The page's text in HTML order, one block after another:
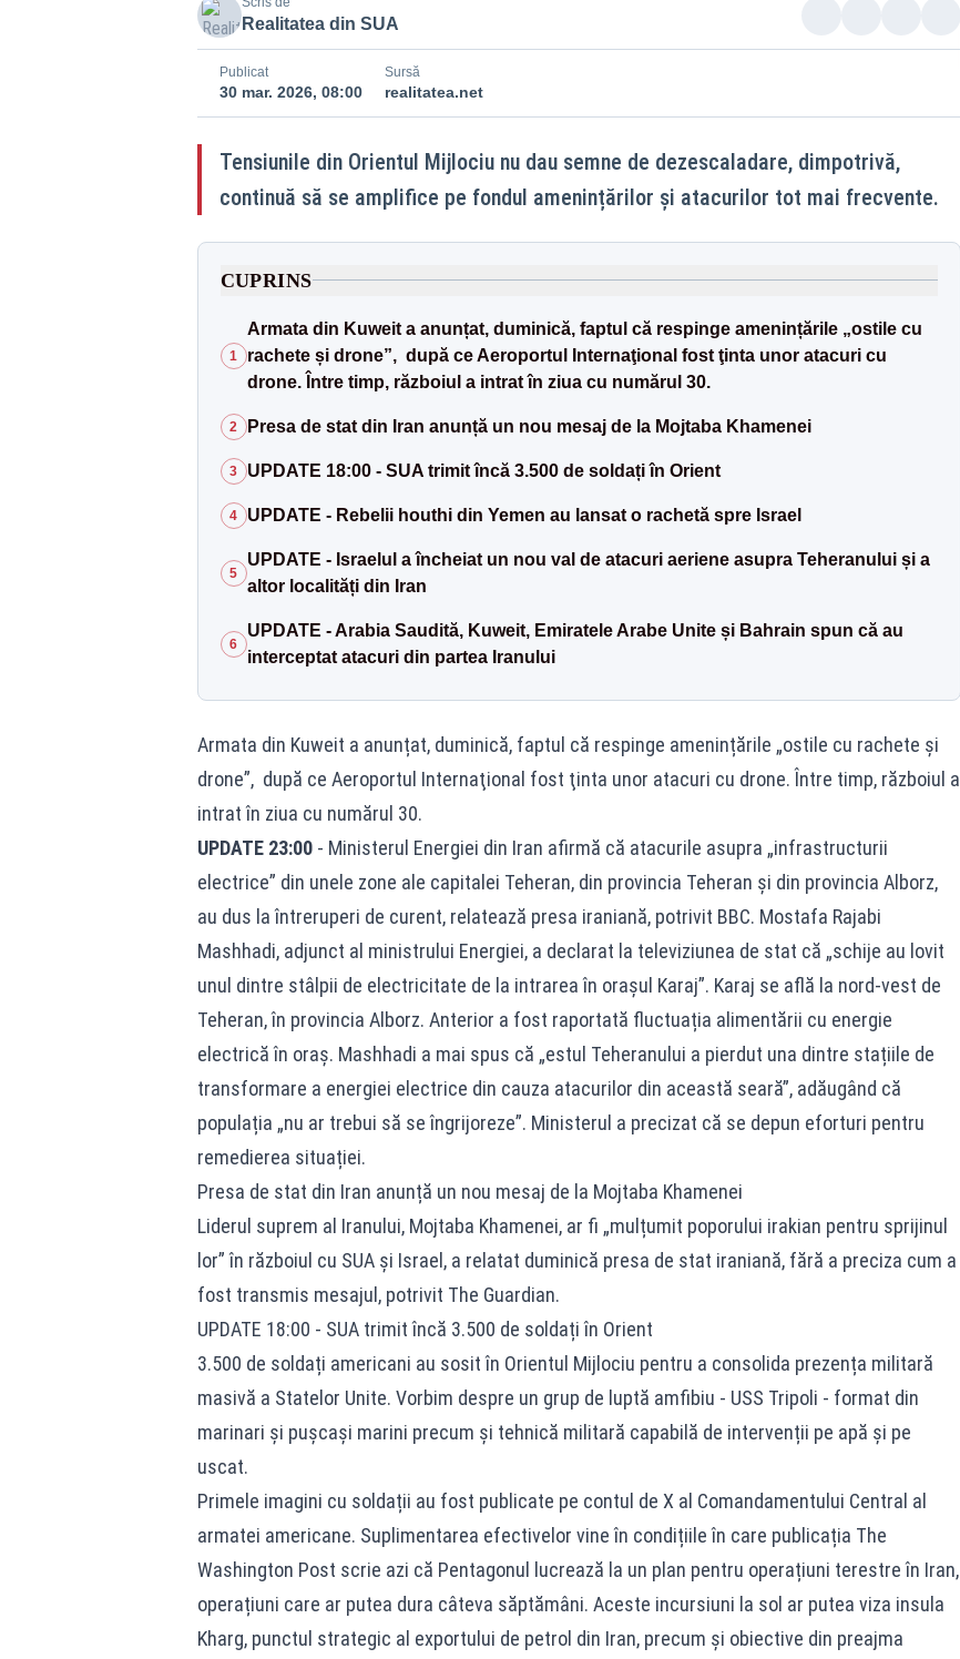
Realitatea din SUA
Publicat
30 mar. 2026, 08:00
Sursă
realitatea.net
Tensiunile din Orientul Mijlociu nu dau semne de dezescaladare, dimpotrivă,
continuă să se amplifice pe fondul amenințărilor și atacurilor tot mai frecvente.
CUPRINS
1
Armata din Kuweit a anunțat, duminică, faptul că respinge amenințările „ostile cu
rachete și drone”, după ce Aeroportul Internaţional fost ţinta unor atacuri cu
drone. Între timp, războiul a intrat în ziua cu numărul 30.
2 Presa de stat din Iran anunță un nou mesaj de la Mojtaba Khamenei
3 UPDATE 18:00 - SUA trimit încă 3.500 de soldați în Orient
4 UPDATE - Rebelii houthi din Yemen au lansat o rachetă spre Israel
5
UPDATE - Israelul a încheiat un nou val de atacuri aeriene asupra Teheranului și a
altor localități din Iran
6
UPDATE - Arabia Saudită, Kuweit, Emiratele Arabe Unite și Bahrain spun că au
interceptat atacuri din partea Iranului
Armata din Kuweit a anunțat, duminică, faptul că respinge amenințările „ostile cu rachete și
drone”, după ce Aeroportul Internaţional fost ţinta unor atacuri cu drone. Între timp, războiul a
intrat în ziua cu numărul 30.
UPDATE 23:00- Ministerul Energiei din Iran afirmă că atacurile asupra „infrastructurii
electrice” din unele zone ale capitalei Teheran, din provincia Teheran și din provincia Alborz,
au dus la întreruperi de curent, relatează presa iraniană, potrivit BBC. Mostafa Rajabi
Mashhadi, adjunct al ministrului Energiei, a declarat la televiziunea de stat că „schije au lovit
unul dintre stâlpii de electricitate de la intrarea în orașul Karaj”. Karaj se află la nord-vest de
Teheran, în provincia Alborz. Anterior a fost raportată fluctuația alimentării cu energie
electrică în oraș. Mashhadi a mai spus că „estul Teheranului a pierdut una dintre stațiile de
transformare a energiei electrice din cauza atacurilor din această seară”, adăugând că
populația „nu ar trebui să se îngrijoreze”. Ministerul a precizat că se depun eforturi pentru
remedierea situației.
Presa de stat din Iran anunță un nou mesaj de la Mojtaba Khamenei
Liderul suprem al Iranului, Mojtaba Khamenei, ar fi „mulțumit poporului irakian pentru sprijinul
lor” în războiul cu SUA și Israel, a relatat duminică presa de stat iraniană, fără a preciza cum a
fost transmis mesajul, potrivit The Guardian.
UPDATE 18:00 - SUA trimit încă 3.500 de soldați în Orient
3.500 de soldați americani au sosit în Orientul Mijlociu pentru a consolida prezența militară
masivă a Statelor Unite. Vorbim despre un grup de luptă amfibiu - USS Tripoli - format din
marinari și pușcași marini precum și tehnică militară capabilă de intervenții pe apă și pe
uscat.
Primele imagini cu soldații au fost publicate pe contul de X al Comandamentului Central al
armatei americane. Suplimentarea efectivelor vine în condițiile în care publicația The
Washington Post scrie azi că Pentagonul lucrează la un plan pentru operațiuni terestre în Iran,
operațiuni care ar putea dura câteva săptămâni. Aceste incursiuni la sol ar putea viza insula
Kharg, punctul strategic al exportului de petrol din Iran, precum și obiective din preajma